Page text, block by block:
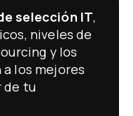
selección IT,
niveles de
y los
los mejores
de tu